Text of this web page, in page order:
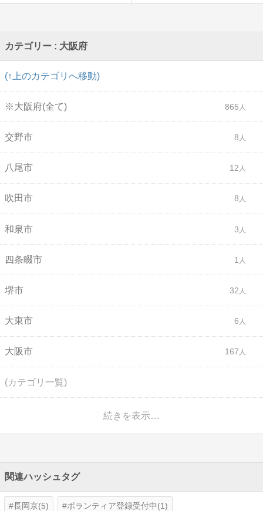
カテゴリー : 大阪府
(↑上のカテゴリへ移動)
※大阪府(全て) 865
交野市 8
八尾市 12
吹田市 8
和泉市 3
四条畷市 1
堺市 32
大東市 6
大阪市 167
(カテゴリ一覧)
続きを表示…
関連ハッシュタグ
長岡京(5) ボランティア登録受付中(1)